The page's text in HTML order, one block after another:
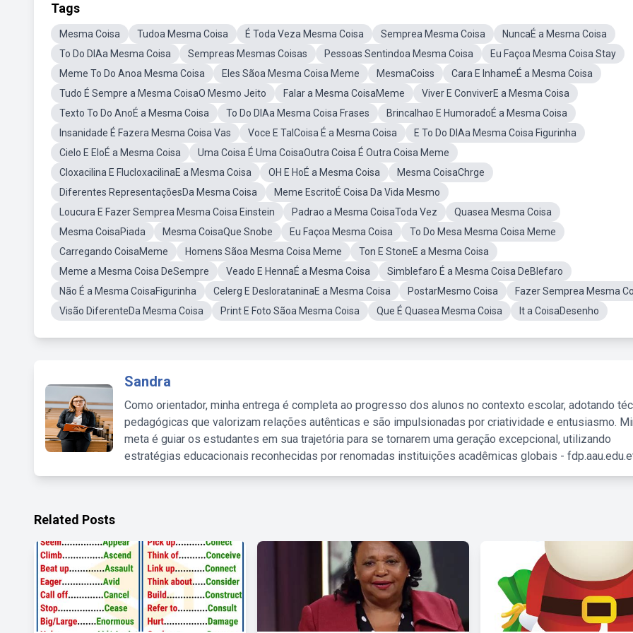
Tags
Mesma Coisa Tudoa Mesma Coisa É Toda Veza Mesma Coisa Semprea Mesma Coisa
NuncaÉ a Mesma Coisa
To Do DIAa Mesma Coisa
Sempreas Mesmas Coisas Pessoas Sentindoa Mesma Coisa
Eu Façoa Mesma Coisa Stay
Meme To Do Anoa Mesma Coisa
Eles Sãoa Mesma Coisa Meme MesmaCoiss
Cara E InhameÉ a Mesma Coisa
Tudo É Sempre a Mesma CoisaO Mesmo Jeito
Falar a Mesma CoisaMeme
Viver E ConviverE a Mesma Coisa
Texto To Do AnoÉ a Mesma Coisa
To Do DIAa Mesma Coisa Frases
Brincalhao E HumoradoÉ a Mesma Coisa
Insanidade É Fazera Mesma Coisa Vas
Voce E TalCoisa É a Mesma Coisa
E To Do DIAa Mesma Coisa Figurinha
Cielo E EloÉ a Mesma Coisa
Uma Coisa É Uma CoisaOutra Coisa É Outra Coisa Meme
Cloxacilina E FlucloxacilinaE a Mesma Coisa
OH E HoÉ a Mesma Coisa
Mesma CoisaChrge
Diferentes RepresentaçõesDa Mesma Coisa
Meme EscritoÉ Coisa Da Vida Mesmo
Loucura E Fazer Semprea Mesma Coisa Einstein
Padrao a Mesma CoisaToda Vez
Quasea Mesma Coisa
Mesma CoisaPiada
Mesma CoisaQue Snobe Eu Façoa Mesma Coisa
To Do Mesa Mesma Coisa Meme
Carregando CoisaMeme
Homens Sãoa Mesma Coisa Meme
Ton E StoneE a Mesma Coisa
Meme a Mesma Coisa DeSempre
Veado E HennaÉ a Mesma Coisa
Simblefaro É a Mesma Coisa DeBlefaro
Não É a Mesma CoisaFigurinha
Celerg E DeslorataninaE a Mesma Coisa PostarMesmo Coisa
Fazer Semprea Mesma
Visão DiferenteDa Mesma Coisa
Print E Foto Sãoa Mesma Coisa Que É Quasea Mesma Coisa It a CoisaDesenho
Sandra
Como orientador, minha entrega é completa ao progresso dos alunos no contexto escolar, adotando
pedagógicas que valorizam relações autênticas e são impulsionadas por criatividade e entusiasmo.
meta é guiar os estudantes em sua trajetória para se tornarem uma geração excepcional, utilizando
estratégias educacionais reconhecidas por renomadas instituições acadêmicas globais -
Related Posts